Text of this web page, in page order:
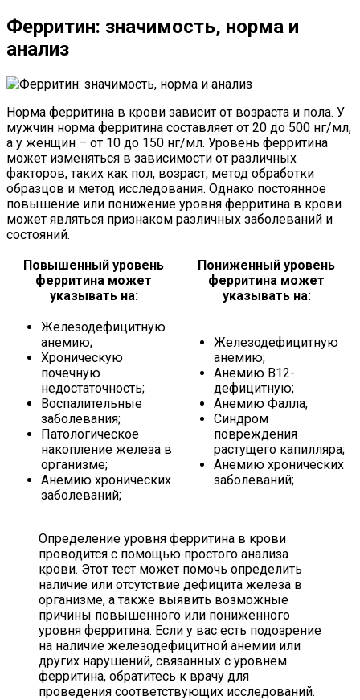
Ферритин: значимость, норма и
анализ
Норма ферритина в крови зависит от возраста и пола. У
мужчин норма ферритина составляет от 20 до 500 нг/мл,
а у женщин – от 10 до 150 нг/мл. Уровень ферритина
может изменяться в зависимости от различных
факторов, таких как пол, возраст, метод обработки
образцов и метод исследования. Однако постоянное
повышение или понижение уровня ферритина в крови
может являться признаком различных заболеваний и
состояний.
Повышенный уровень
ферритина может
указывать на:
Пониженный уровень
ферритина может
указывать на:
Железодефицитную
анемию;
Хроническую
почечную
недостаточность;
Воспалительные
заболевания;
Патологическое
накопление железа в
организме;
Анемию хронических
заболеваний;
Железодефицитную
анемию;
Анемию В12-
дефицитную;
Анемию Фалла;
Синдром
повреждения
растущего капилляра;
Анемию хронических
заболеваний;
Определение уровня ферритина в крови
проводится с помощью простого анализа
крови. Этот тест может помочь определить
наличие или отсутствие дефицита железа в
организме, а также выявить возможные
причины повышенного или пониженного
уровня ферритина. Если у вас есть подозрение
на наличие железодефицитной анемии или
других нарушений, связанных с уровнем
ферритина, обратитесь к врачу для
проведения соответствующих исследований.